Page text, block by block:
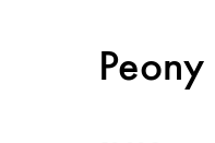
Peony